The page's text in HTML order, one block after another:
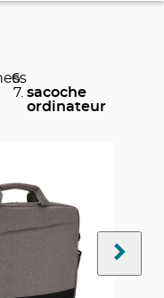
sacoche
ordinateur